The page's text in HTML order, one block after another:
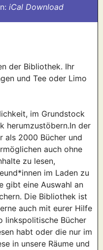
iCal Download
der Bibliothek. Ihr
und Tee oder Limo
im Grundstock
herumzustöbern.In der
als 2000 Bücher und
auch ohne
zu lesen,
im Laden zu
gibt eine Auswahl an
Die Bibliothek ist
auch mit eurer Hilfe
linkspolitische Bücher
habt oder die nur im
in unsere Räume und